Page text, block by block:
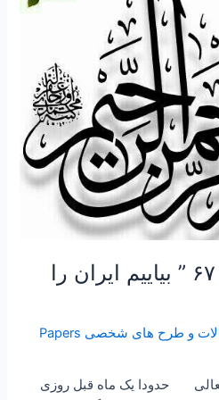
۱۹۹ -ساعتی تفکر ۶۷ ” بیاییم ایران را
1-مقالات و طرح های شخصی Papers
یک ماه قبل روزی